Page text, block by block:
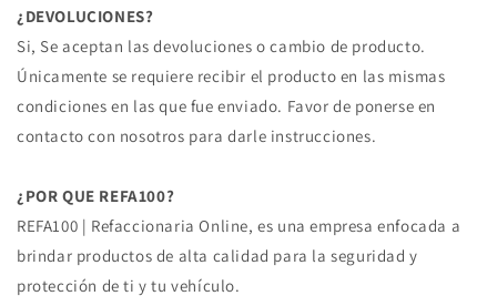
¿DEVOLUCIONES?
Si, Se aceptan las devoluciones o cambio de producto.
Únicamente se requiere recibir el producto en las mismas
condiciones en las que fue enviado. Favor de ponerse en
contacto con nosotros para darle instrucciones.
¿POR QUE REFA100?
REFA100 | Refaccionaria Online, es una empresa enfocada a
brindar productos de alta calidad para la seguridad y
protección de ti y tu vehículo.